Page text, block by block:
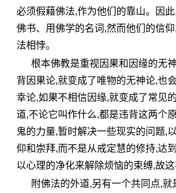
必须假藉佛法,作为他们的靠山。因
佛书、用佛学的名词,然而他们的信
法相悖。
根本佛教是重视因果和因缘的无
背因果论,就变成了唯物的无神论,也
幸论,如果不相信因缘,就变成了常见
道,不论它叫作什么,都是违背这两个
鬼的力量,暂时解决一些现实的问题,
仰和崇拜,而不是从戒定慧的修持,达
以心理的净化来解除烦恼的束缚,故这
附佛法的外道,另有一个共同点,就